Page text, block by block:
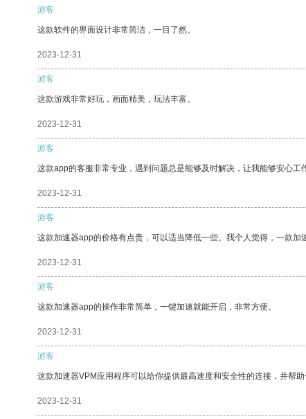
游客
这款软件的界面设计非常简洁，一目了然。
2023-12-31
游客
这款游戏非常好玩，画面精美，玩法丰富。
2023-12-31
游客
这款app的客服非常专业，遇到问题总是能够及时解决，让我能够安心工
2023-12-31
游客
这款加速器app的价格有点贵，可以适当降低一些。我个人觉得，一款加
2023-12-31
游客
这款加速器app的操作非常简单，一键加速就能开启，非常方便。
2023-12-31
游客
这款加速器VPM应用程序可以给你提供最高速度和安全性的连接，并帮助
2023-12-31